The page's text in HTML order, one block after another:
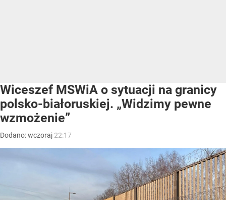
Wiceszef MSWiA o sytuacji na granicy
polsko-białoruskiej. „Widzimy pewne
wzmożenie”
Dodano:wczoraj 22:17